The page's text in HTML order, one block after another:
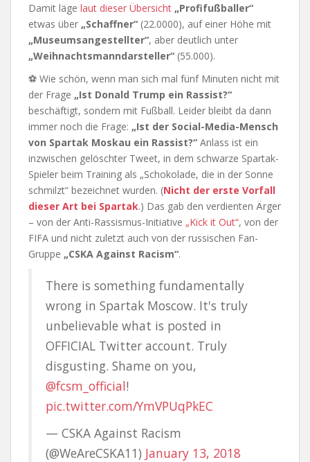
Damit läge laut dieser Übersicht „Profifußballer“
etwas über „Schaffner“ (22.0000), auf einer Höhe mit
„Museumsangestellter“, aber deutlich unter
„Weihnachtsmanndarsteller“ (55.000).
⚽ Wie schön, wenn man sich mal fünf Minuten nicht mit
der Frage „Ist Donald Trump ein Rassist?“
beschäftigt, sondern mit Fußball. Leider bleibt da dann
immer noch die Frage: „Ist der Social-Media-Mensch
von Spartak Moskau ein Rassist?“ Anlass ist ein
inzwischen gelöschter Tweet, in dem schwarze Spartak-
Spieler beim Training als „Schokolade, die in der Sonne
schmilzt“ bezeichnet wurden. (Nicht der erste Vorfall
dieser Art bei Spartak.) Das gab den verdienten Ärger
– von der Anti-Rassismus-Initiative „Kick it Out“, von der
FIFA und nicht zuletzt auch von der russischen Fan-
Gruppe „CSKA Against Racism“.
There is something fundamentally
wrong in Spartak Moscow. It's truly
unbelievable what is posted in
OFFICIAL Twitter account. Truly
disgusting. Shame on you,
@fcsm_official!
pic.twitter.com/YmVPUqPkEC
— CSKA Against Racism
(@WeAreCSKA11) January 13, 2018